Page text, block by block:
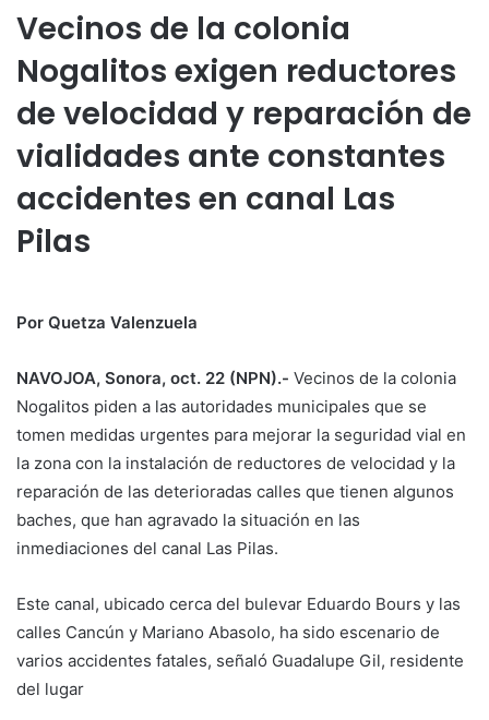
Vecinos de la colonia
Nogalitos exigen reductores
de velocidad y reparación de
vialidades ante constantes
accidentes en canal Las
Pilas
Por Quetza Valenzuela
NAVOJOA, Sonora, oct. 22 (NPN).- Vecinos de la colonia
Nogalitos piden a las autoridades municipales que se
tomen medidas urgentes para mejorar la seguridad vial en
la zona con la instalación de reductores de velocidad y la
reparación de las deterioradas calles que tienen algunos
baches, que han agravado la situación en las
inmediaciones del canal Las Pilas.
Este canal, ubicado cerca del bulevar Eduardo Bours y las
calles Cancún y Mariano Abasolo, ha sido escenario de
varios accidentes fatales, señaló Guadalupe Gil, residente
del lugar